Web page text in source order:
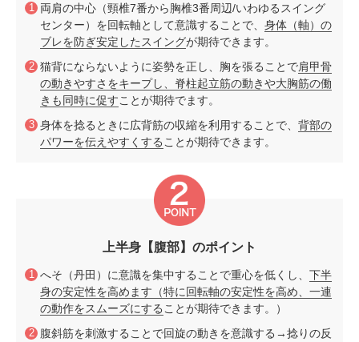
両肩の中心（頸椎7番から胸椎3番周辺/いわゆるスイング
センター）を回転軸として意識することで、 身体（軸）の
ブレを防ぎ安定したスイングが期待できます。
猫背にならないように姿勢を正し、胸を張ることで肩甲骨
の動きやすさをキープし、脊柱起立筋の動きや大胸筋の働
きも同時に促すことが期待でます。
身体を捻るときに広背筋の収縮を利用することで、 背部の
パワーを伝えやすくする ことが期待できます。
上半身【腹部】のポイント
へそ（丹田）に意識を集中することで重心を低くし、 下半
身の安定性を高めます（特に回転軸の安定性を高め、一連
の動作をスムーズにする ことが期待できます。）
腹斜筋を刺激することで回旋の動きを意識する→捻りの反